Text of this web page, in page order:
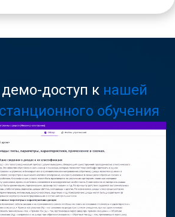
доступ к нашей
обучения